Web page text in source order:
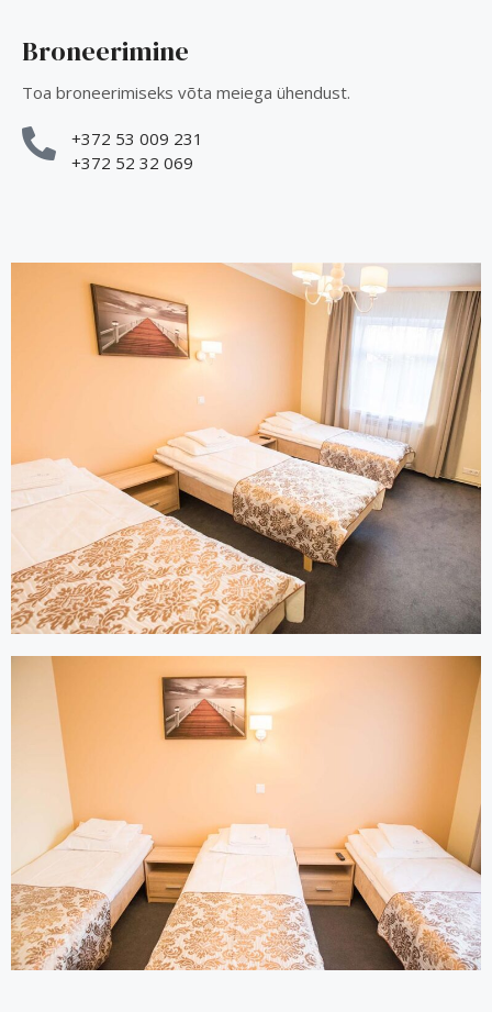
Broneerimine
Toa broneerimiseks võta meiega ühendust.
+372 53 009 231
+372 52 32 069